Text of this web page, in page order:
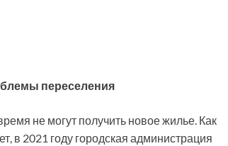
переселения
не могут получить новое жилье. Как
в 2021 году городская администрация